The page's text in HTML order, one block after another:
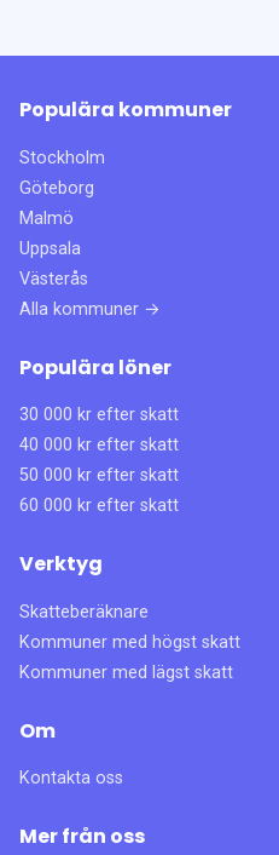
Populära kommuner
Stockholm
Göteborg
Malmö
Uppsala
Västerås
Alla kommuner →
Populära löner
30 000 kr efter skatt
40 000 kr efter skatt
50 000 kr efter skatt
60 000 kr efter skatt
Verktyg
Skatteberäknare
Kommuner med högst skatt
Kommuner med lägst skatt
Om
Kontakta oss
Mer från oss